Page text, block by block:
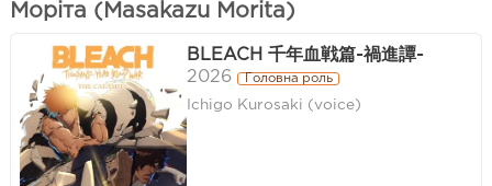
Моріта (Masakazu Morita)
BLEACH 千年血戦篇-禍進譚-
2026
Головна роль
Ichigo Kurosaki (voice)